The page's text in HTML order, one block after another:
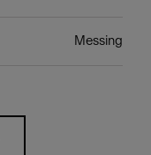
Messing